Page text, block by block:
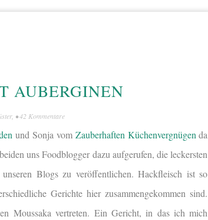
AUBERGINEN
, •42 Kommentare
undSonja vom Zauberhaften Küchenvergnügenda
uns Foodblogger dazu aufgerufen, die leckersten
Blogs zu veröffentlichen. Hackfleisch ist so
Gerichte hier zusammengekommen sind.
Moussaka vertreten. Ein Gericht, in das ich mich